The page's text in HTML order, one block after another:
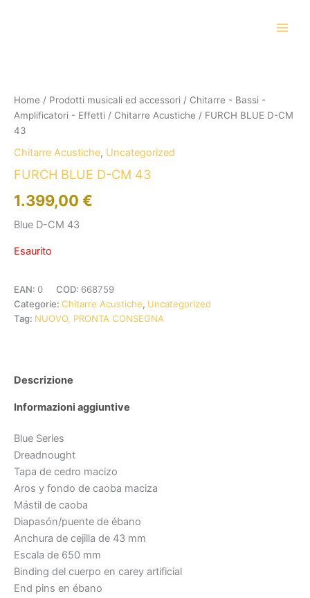
Home / Prodotti musicali ed accessori / Chitarre - Bassi -
Amplificatori - Effetti / Chitarre Acustiche / FURCH BLUE D-CM
43
Chitarre Acustiche, Uncategorized
FURCH BLUE D-CM 43
1.399,00 €
Blue D-CM 43
Esaurito
EAN: 0 COD: 668759
Categorie: Chitarre Acustiche, Uncategorized
Tag: NUOVO, PRONTA CONSEGNA
Descrizione
Informazioni aggiuntive
Blue Series
Dreadnought
Tapa de cedro macizo
Aros y fondo de caoba maciza
Mástil de caoba
Diapasón/puente de ébano
Anchura de cejilla de 43 mm
Escala de 650 mm
Binding del cuerpo en carey artificial
End pins en ébano